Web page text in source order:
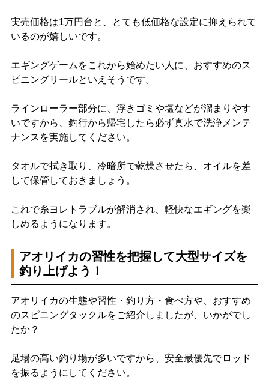
実売価格は1万円台と、とても低価格な設定に抑えられて
いるのが嬉しいです。
エギングゲームをこれから始めたい人に、おすすめのス
ピニングリールといえそうです。
ラインローラー部分に、浮きゴミや塩などが溜まりやす
いですから、釣行から帰宅したら必ず真水で洗浄メンテ
ナンスを実施してください。
タオルで拭き取り、冷暗所で乾燥させたら、オイルを差
して保管しておきましょう。
これで糸ヨレトラブルが解消され、軽快なエギングを楽
しめるようになります。
アオリイカの習性を把握して大型サイズを
釣り上げよう！
アオリイカの生態や習性・釣り方・食べ方や、おすすめ
のスピニングタックルをご紹介しましたが、いかがでし
たか？
足場の高い釣り場が多いですから、安全最優先でロッド
を振るようにしてください。